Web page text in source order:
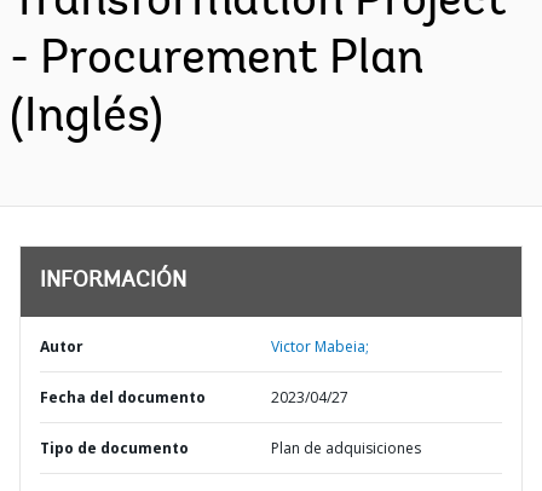
- Procurement Plan
(Inglés)
INFORMACIÓN
Autor Victor Mabeia;
Fecha del documento 2023/04/27
Tipo de documento Plan de adquisiciones